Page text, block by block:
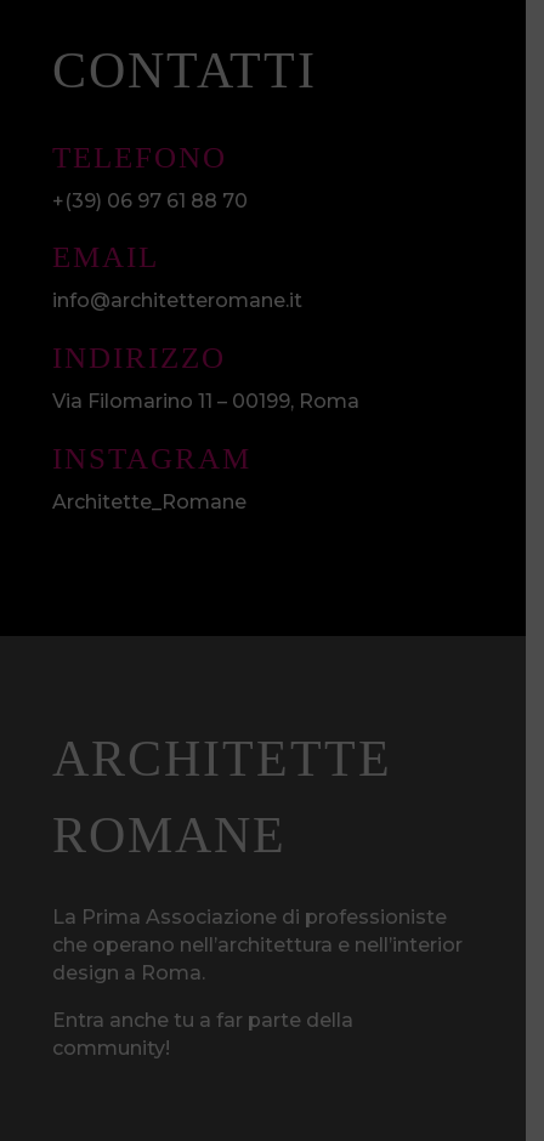
CONTATTI
TELEFONO
+(39) 06 97 61 88 70
EMAIL
info@architetteromane.it
INDIRIZZO
Via Filomarino 11 – 00199, Roma
INSTAGRAM
Architette_Romane
ARCHITETTE
ROMANE
La Prima Associazione di professioniste
che operano nell’architettura e nell’interior
design a Roma.
Entra anche tu a far parte della
community!